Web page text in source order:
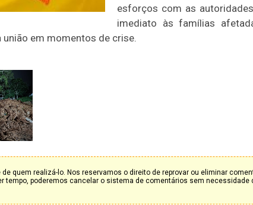
esforços com as
imediato às famílias
em momentos de crise.
quem realizá-lo. Nos reservamos o direito de reprovar ou eliminar
tempo, poderemos cancelar o sistema de comentários sem necessidade